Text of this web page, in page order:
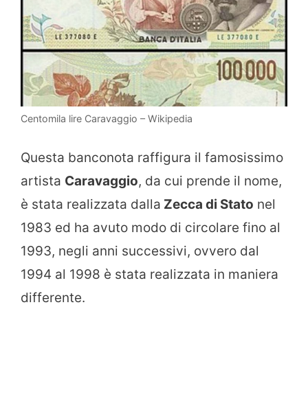
Centomila lire Caravaggio – Wikipedia
Questa banconota raffigura il famosissimo
artista Caravaggio, da cui prende il nome,
è stata realizzata dalla Zecca di Stato nel
1983 ed ha avuto modo di circolare fino al
1993, negli anni successivi, ovvero dal
1994 al 1998 è stata realizzata in maniera
differente.